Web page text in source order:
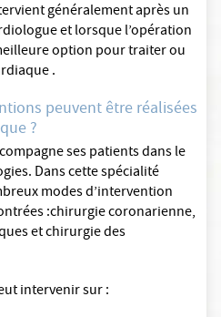
généralement après un
et lorsque l’opération
option pour traiter ou
.
peuvent être réalisées
?
ses patients dans le
Dans cette spécialité
modes d’intervention
:chirurgie coronarienne,
et chirurgie des
intervenir sur :